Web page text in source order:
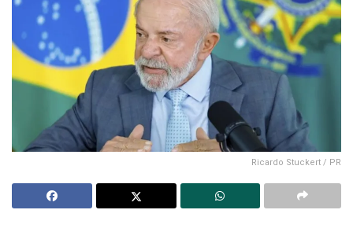
Ricardo Stuckert / PR